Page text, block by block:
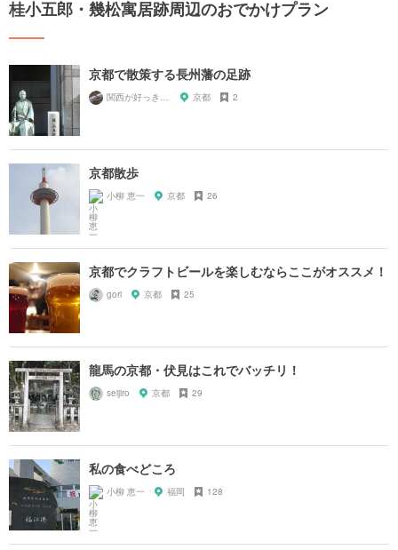
桂小五郎・幾松寓居跡周辺のおでかけプラン
京都で散策する長州藩の足跡
関西が好っきゃねん 京都 2
京都散歩
小柳 恵一 京都 26
京都でクラフトビールを楽しむならここがオススメ！
gori 京都 25
龍馬の京都・伏見はこれでバッチリ！
seijiro 京都 29
私の食べどころ
小柳 恵一 福岡 128